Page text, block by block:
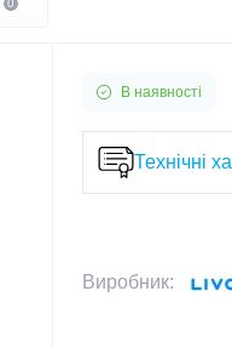
0
В наявності
Технічні
Виробник: